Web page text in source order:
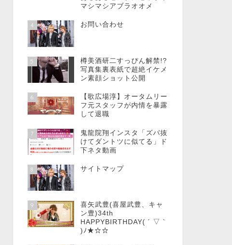
マシマシアブラオオメ
4 お問い合わせ
5
樽美酒研二すっぴん解禁!?
写真集裏表紙で超絶イケメ
ン素顔ショット公開
6
【歌広場淳】オータムリー
フ元スタッフが内情を暴露
して退職
7
鬼龍院翔インスタ「ズバ抜
けてダントツに似てる」ド
下ネタ動画
8 サイトマップ
9
喜矢武豊(喜屋武豊、キャ
ン豊)34th
HAPPYBIRTHDAY( ´ ▽ `
)ﾉ★☆☆